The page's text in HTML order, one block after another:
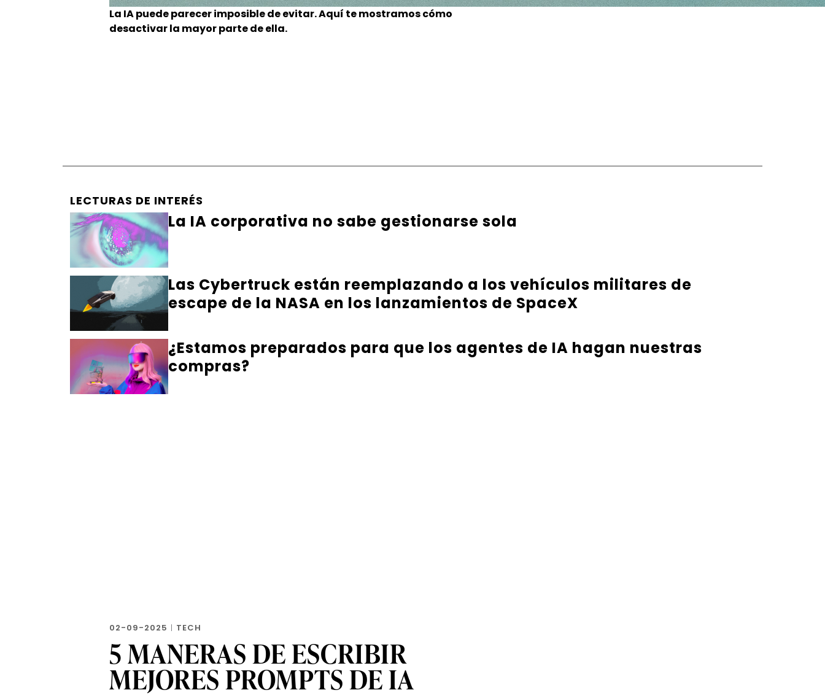
La IA puede parecer imposible de evitar. Aquí te mostramos cómo
desactivar la mayor parte de ella.
LECTURAS DE INTERÉS
La IA corporativa no sabe gestionarse sola
Las Cybertruck están reemplazando a los vehículos militares de
escape de la NASA en los lanzamientos de SpaceX
¿Estamos preparados para que los agentes de IA hagan nuestras
compras?
02-09-2025 | TECH
5 MANERAS DE ESCRIBIR
MEJORES PROMPTS DE IA